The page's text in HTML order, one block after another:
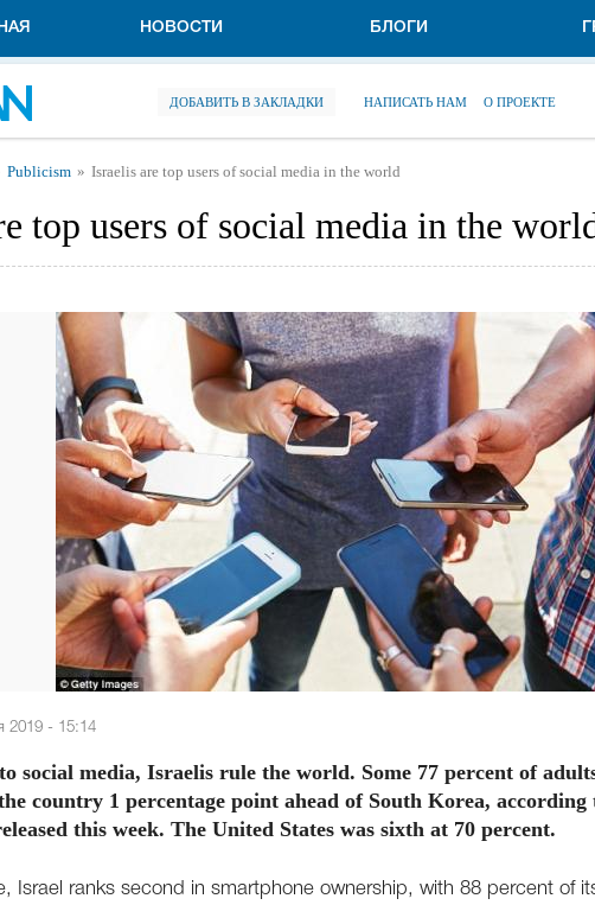
НОВОСТИ БЛОГИ
ДОБАВИТЬ В ЗАКЛАДКИ НАПИСАТЬ НАМ О ПРОЕКТЕ
Publicism Israelis are top users of social media in the world
top users of social media in the
2019 - 15:14
social media, Israelis rule the world. Some 77 percent of
country 1 percentage point ahead of South Korea, according
this week. The United States was sixth at 70 percent.
Israel ranks second in smartphone ownership, with 88 percent of